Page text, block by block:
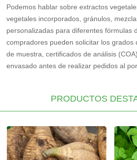
Podemos hablar sobre extractos
vegetales incorporados, gránulos,
personalizadas para diferentes fórmulas
compradores pueden solicitar los grados
de muestra, certificados de análisis
envasado antes de realizar pedidos al
PRODUCTOS